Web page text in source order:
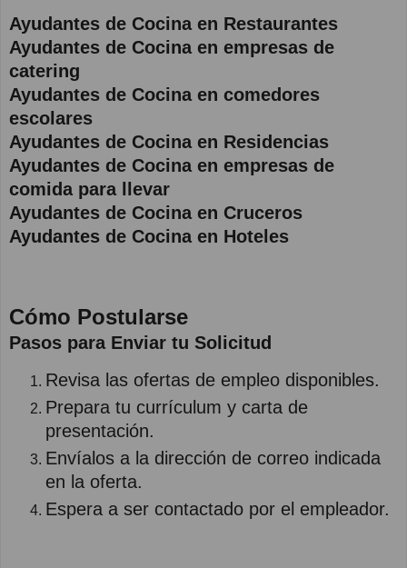
Ayudantes de Cocina en Restaurantes
Ayudantes de Cocina en empresas de
catering
Ayudantes de Cocina en comedores
escolares
Ayudantes de Cocina en Residencias
Ayudantes de Cocina en empresas de
comida para llevar
Ayudantes de Cocina en Cruceros
Ayudantes de Cocina en Hoteles
Cómo Postularse
Pasos para Enviar tu Solicitud
Revisa las ofertas de empleo disponibles.
Prepara tu currículum y carta de
presentación.
Envíalos a la dirección de correo indicada
en la oferta.
Espera a ser contactado por el empleador.